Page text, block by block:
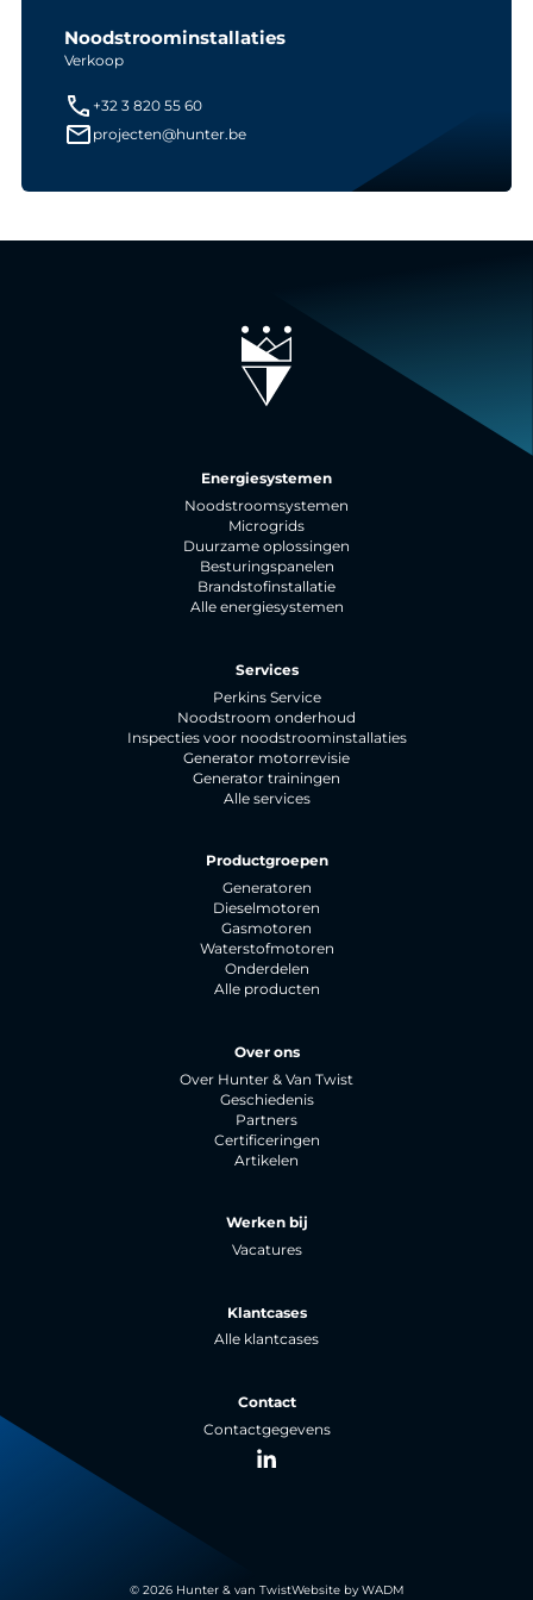
Noodstroominstallaties
Verkoop
+32 3 820 55 60
projecten@hunter.be
Energiesystemen
Noodstroomsystemen
Microgrids
Duurzame oplossingen
Besturingspanelen
Brandstofinstallatie
Alle energiesystemen
Services
Perkins Service
Noodstroom onderhoud
Inspecties voor noodstroominstallaties
Generator motorrevisie
Generator trainingen
Alle services
Productgroepen
Generatoren
Dieselmotoren
Gasmotoren
Waterstofmotoren
Onderdelen
Alle producten
Over ons
Over Hunter & Van Twist
Geschiedenis
Partners
Certificeringen
Artikelen
Werken bij
Vacatures
Klantcases
Alle klantcases
Contact
Contactgegevens
LinkedIn
© 2026 Hunter & van TwistWebsite byWADM